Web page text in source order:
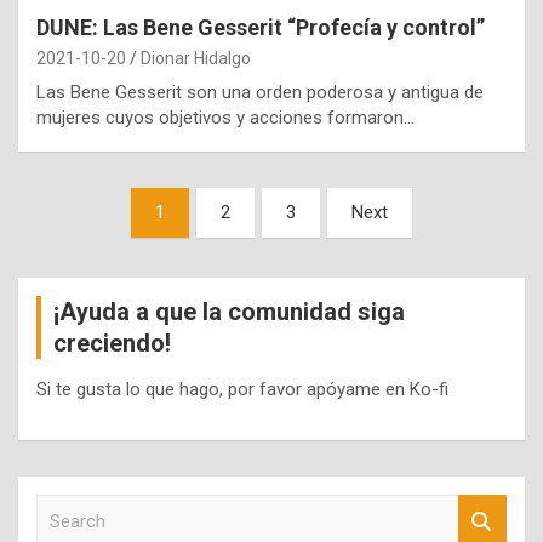
DUNE: Las Bene Gesserit “Profecía y control”
2021-10-20 Dionar Hidalgo
Las Bene Gesserit son una orden poderosa y antigua de
mujeres cuyos objetivos y acciones formaron…
Paginación
entradas
1 2 3 Next
¡Ayuda a que la comunidad siga
creciendo!
Si te gusta lo que hago, por favor apóyame en Ko-fi